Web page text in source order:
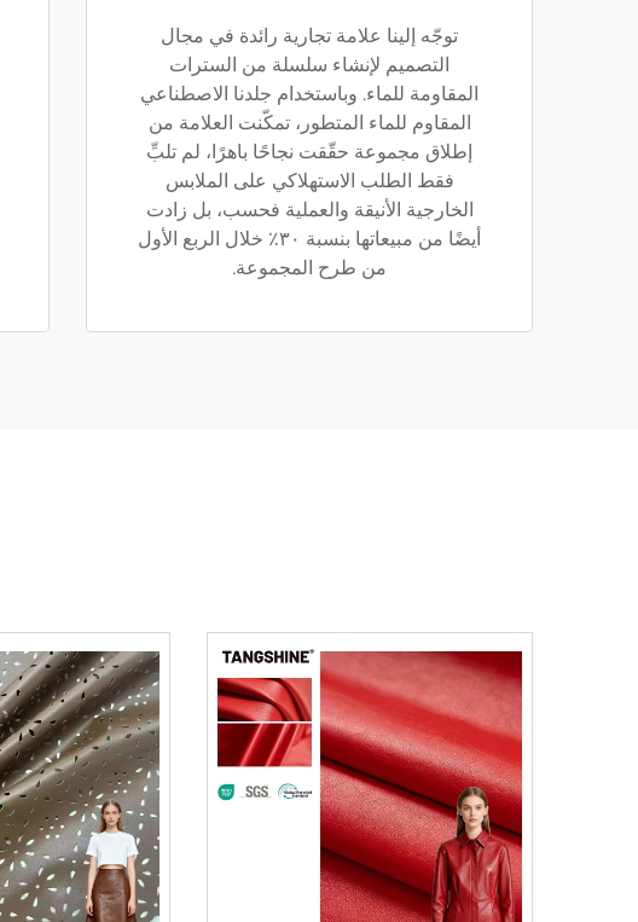
توجّه إلينا علامة تجارية رائدة في مجال
التصميم لإنشاء سلسلة من السترات
المقاومة للماء. وباستخدام جلدنا الاصطناعي
المقاوم للماء المتطور، تمكّنت العلامة من
إطلاق مجموعة حقّقت نجاحًا باهرًا، لم تلبِّ
فقط الطلب الاستهلاكي على الملابس
الخارجية الأنيقة والعملية فحسب، بل زادت
أيضًا من مبيعاتها بنسبة ٣٠٪ خلال الربع الأول
من طرح المجموعة.